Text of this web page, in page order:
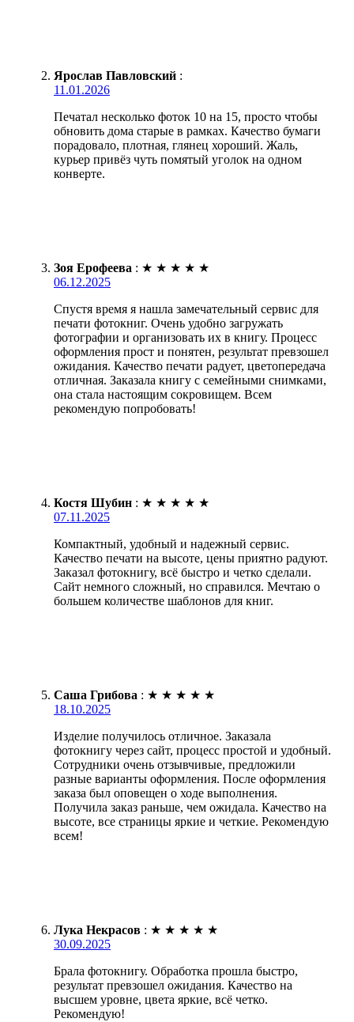
Ярослав Павловский :
11.01.2026
Печатал несколько фоток 10 на 15, просто чтобы
обновить дома старые в рамках. Качество бумаги
порадовало, плотная, глянец хороший. Жаль,
курьер привёз чуть помятый уголок на одном
конверте.
Зоя Ерофеева : ★ ★ ★ ★ ★
06.12.2025
Спустя время я нашла замечательный сервис для
печати фотокниг. Очень удобно загружать
фотографии и организовать их в книгу. Процесс
оформления прост и понятен, результат превзошел
ожидания. Качество печати радует, цветопередача
отличная. Заказала книгу с семейными снимками,
она стала настоящим сокровищем. Всем
рекомендую попробовать!
Костя Шубин : ★ ★ ★ ★ ★
07.11.2025
Компактный, удобный и надежный сервис.
Качество печати на высоте, цены приятно радуют.
Заказал фотокнигу, всё быстро и четко сделали.
Сайт немного сложный, но справился. Мечтаю о
большем количестве шаблонов для книг.
Саша Грибова : ★ ★ ★ ★ ★
18.10.2025
Изделие получилось отличное. Заказала
фотокнигу через сайт, процесс простой и удобный.
Сотрудники очень отзывчивые, предложили
разные варианты оформления. После оформления
заказа был оповещен о ходе выполнения.
Получила заказ раньше, чем ожидала. Качество на
высоте, все страницы яркие и четкие. Рекомендую
всем!
Лука Некрасов : ★ ★ ★ ★ ★
30.09.2025
Брала фотокнигу. Обработка прошла быстро,
результат превзошел ожидания. Качество на
высшем уровне, цвета яркие, всё четко.
Рекомендую!